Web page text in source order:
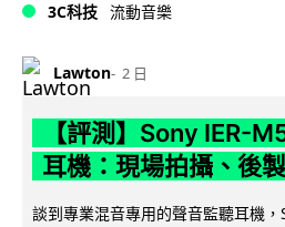
3C科技 流動音樂
Lawton 2 日
【評測】Sony IER-
耳機：現場拍攝、後
談到專業混音專用的聲音監聽耳機